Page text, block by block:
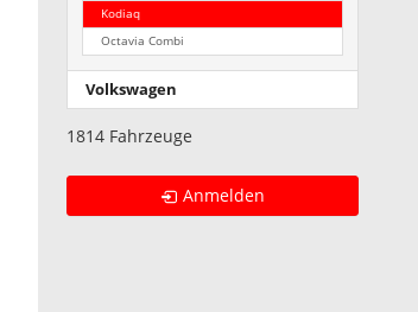
Kodiaq
Octavia Combi
Volkswagen
1814 Fahrzeuge
Anmelden